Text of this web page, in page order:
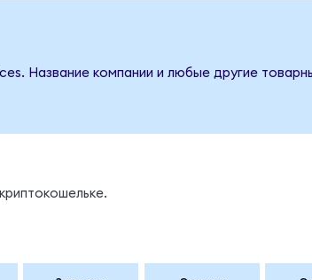
Название компании и любые другие